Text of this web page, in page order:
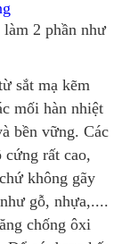
2 phần như
sắt mạ kẽm
mối hàn nhiệt
bền vững. Các
cứng rất cao,
không gãy
gỗ, nhựa,....
chống ôxi